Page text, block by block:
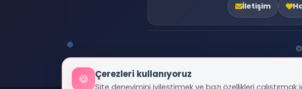
İletişim
🍪 Çerezleri kullanıyoruz
Site deneyimini iyileştirmek ve bazı özellikleri çalıştırmak